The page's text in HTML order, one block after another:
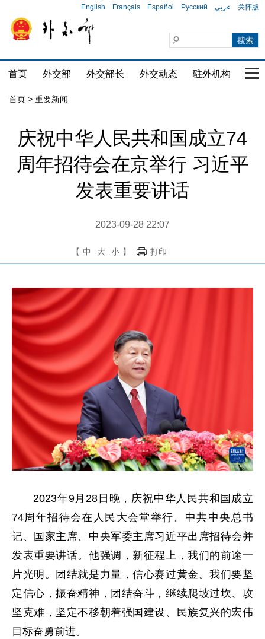
English Français Español Русский عربي 关怀版
首页 外交部 外交部长 外交动态 驻外机构 国
首页 > 重要新闻
庆祝中华人民共和国成立74
周年招待会在京举行 习近平
发表重要讲话
2023-09-28 22:07
【 中 大 小 】 打印
2023年9月28日晚 ，庆祝中华人民共和国成立
74周年招待会在人民大会堂举行。中共中央总书
记、国家主席、中央军委主席习近平出席招待会并
发表重要讲话。他强调，新征程上，我们的前途一
片光明。团结就是力量，信心赛过黄金。我们要坚
定信心，振奋精神，团结奋斗，继续爬坡过坎、攻
坚克难，坚定不移朝着强国建设、民族复兴的宏伟
目标奋勇前进。